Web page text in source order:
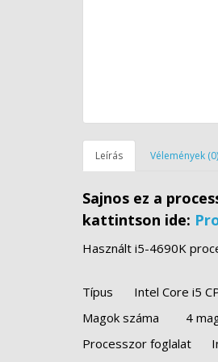
Leírás Vélemények (0)
Sajnos ez a
kattintson ide:
Használt i5-4690K
Típus
Intel Core i5
Magok száma
4
Processzor foglalat